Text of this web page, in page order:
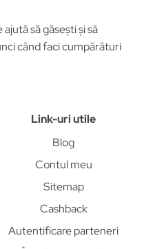
să găsești și să
când faci cumpărături
Link-uri utile
Blog
Contul meu
Sitemap
Cashback
Autentificare parteneri